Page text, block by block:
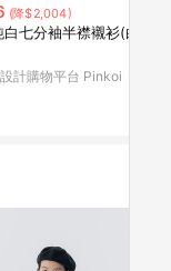
(降$2,004)
七分袖半襟襯衫(白
計購物平台 Pinkoi